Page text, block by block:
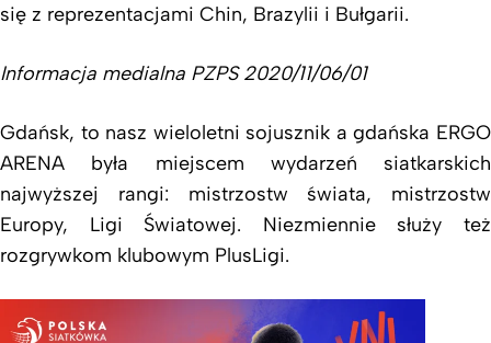
się z reprezentacjami Chin, Brazylii i Bułgarii.
Informacja medialna PZPS 2020/11/06/01
Gdańsk, to nasz wieloletni sojusznik a gdańska ERGO
ARENA była miejscem wydarzeń siatkarskich
najwyższej rangi: mistrzostw świata, mistrzostw
Europy, Ligi Światowej. Niezmiennie służy też
rozgrywkom klubowym PlusLigi.